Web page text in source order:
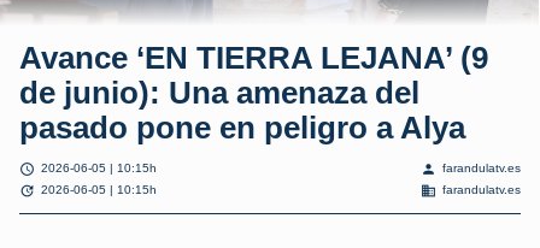
Avance ‘EN TIERRA LEJANA’ (9
de junio): Una amenaza del
pasado pone en peligro a Alya
schedule 2026-06-05 | 10:15h
update 2026-06-05 | 10:15h
person farandulatv.es
domain farandulatv.es